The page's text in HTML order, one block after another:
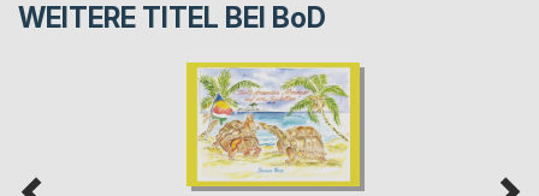
WEITERE TITEL BEI BoD